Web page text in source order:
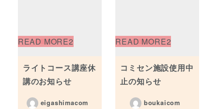
ライトコース講座休
講のお知らせ
eigashimacom
コミセン施設使用中
止の知らせ
boukaicom